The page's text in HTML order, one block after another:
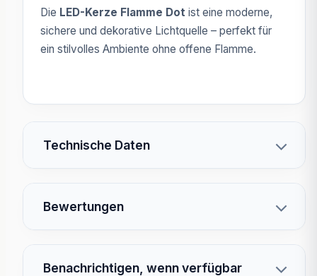
Die LED-Kerze Flamme Dot ist eine moderne,
sichere und dekorative Lichtquelle – perfekt für
ein stilvolles Ambiente ohne offene Flamme.
Technische Daten
Bewertungen
Benachrichtigen, wenn verfügbar